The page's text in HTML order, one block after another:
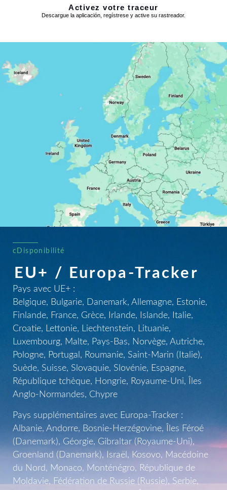
Activez votre traceur
Descargue la aplicación, regístrese y active su rastreador.
cDisponibilité
EU+ / Europa-Tracker
Pays avec UE+ :
Belgique, Bulgarie, Danemark, Allemagne, Estonie,
Finlande, France, Grèce, Irlande, Islande, Italie,
Croatie, Lettonie, Liechtenstein, Lituanie,
Luxembourg, Malte, Pays-Bas, Norvège, Autriche,
Pologne, Portugal, Roumanie, Saint-Marin (Italie),
Suède, Suisse, Slovaquie, Slovénie, Espagne,
République tchèque, Hongrie, Royaume-Uni, Îles
Anglo-Normandes, Chypre
Pays supplémentaires avec Europa-Tracker :
Albanie, Andorre, Bosnie-Herzégovine, Îles Féroé
(Danemark), Géorgie, Gibraltar (Royaume-Uni),
Groenland (Danemark), Israël, Kosovo, Macédoine
du Nord, Monaco, Monténégro, République de
Moldavie, Fédération de Russie (Russie), Serbie,